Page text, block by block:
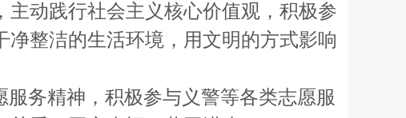
动践行社会主义核心价值观，积极参
整洁的生活环境，用文明的方式影响
务精神，积极参与义警等各类志愿服